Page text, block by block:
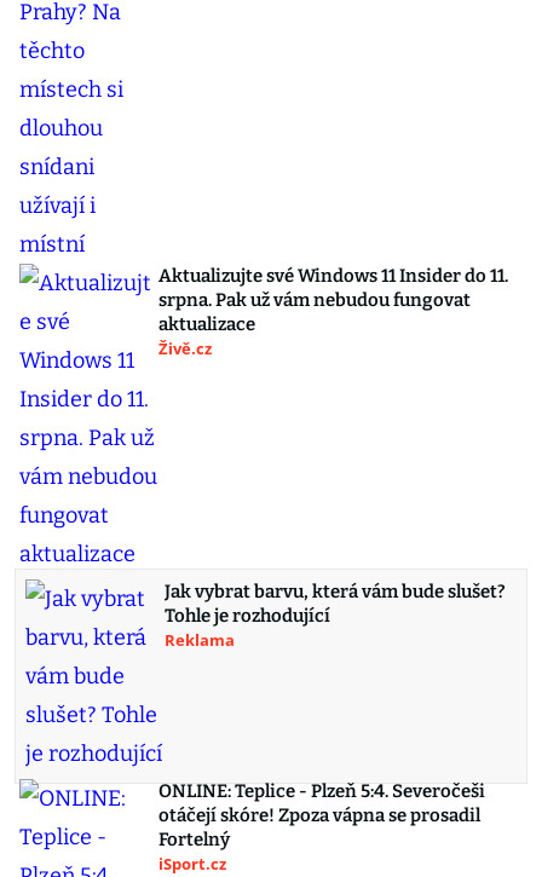
Aktualizujte své Windows 11 Insider do 11.
srpna. Pak už vám nebudou fungovat
aktualizace
Živě.cz
Jak vybrat barvu, která vám bude slušet?
Tohle je rozhodující
Reklama
ONLINE: Teplice - Plzeň 5:4. Severočeši
otáčejí skóre! Zpoza vápna se prosadil
Fortelný
iSport.cz